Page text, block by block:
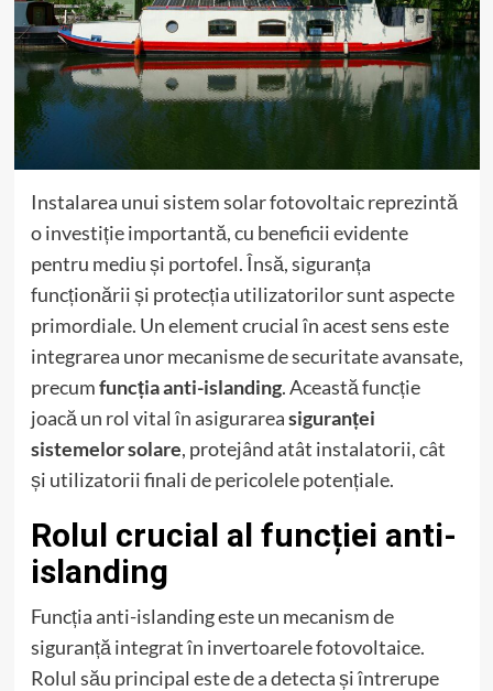
Instalarea unui sistem solar fotovoltaic reprezintă
o investiție importantă, cu beneficii evidente
pentru mediu și portofel. Însă, siguranța
funcționării și protecția utilizatorilor sunt aspecte
primordiale. Un element crucial în acest sens este
integrarea unor mecanisme de securitate avansate,
precumfuncția anti-islanding. Această funcție
joacă un rol vital în asigurareasiguranței
sistemelor solare, protejând atât instalatorii, cât
și utilizatorii finali de pericolele potențiale.
Rolul crucial al funcției anti-
islanding
Funcția anti-islanding este un mecanism de
siguranță integrat în invertoarele fotovoltaice.
Rolul său principal este de a detecta și întrerupe